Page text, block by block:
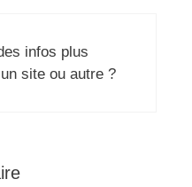
infos plus
site ou autre ?